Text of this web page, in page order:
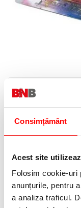
Consimțământ
Acest site
Folosim cookie-uri
anunțurile, pentru
a analiza traficul.
214,03 Lei